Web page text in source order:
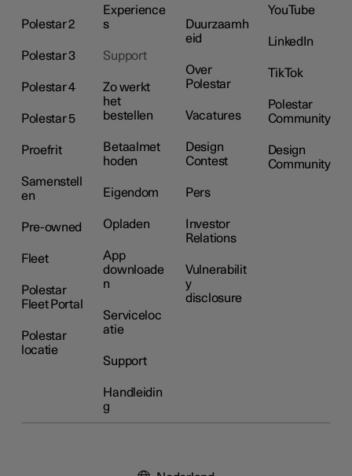
Polestar 2
Polestar 3
Polestar 4
Polestar 5
Proefrit
Samenstell
en
Pre-owned
Fleet
Polestar
Fleet Portal
Polestar
locatie
Experience
s
Support
Zo werkt
het
bestellen
Betaalmet
hoden
Eigendom
Opladen
App
downloade
n
Serviceloc
atie
Support
Handleidin
g
Duurzaamh
eid
Over
Polestar
Vacatures
Design
Contest
Pers
Investor
Relations
Vulnerabilit
y
disclosure
YouTube
LinkedIn
TikTok
Polestar
Community
Design
Community